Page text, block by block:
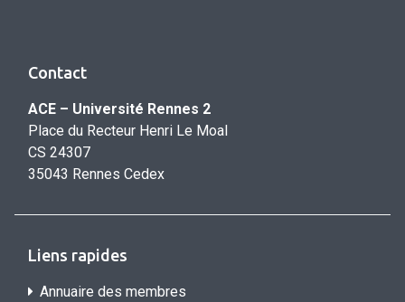
Contact
ACE – Université Rennes 2
Place du Recteur Henri Le Moal
CS 24307
35043 Rennes Cedex
Liens rapides
Annuaire des membres